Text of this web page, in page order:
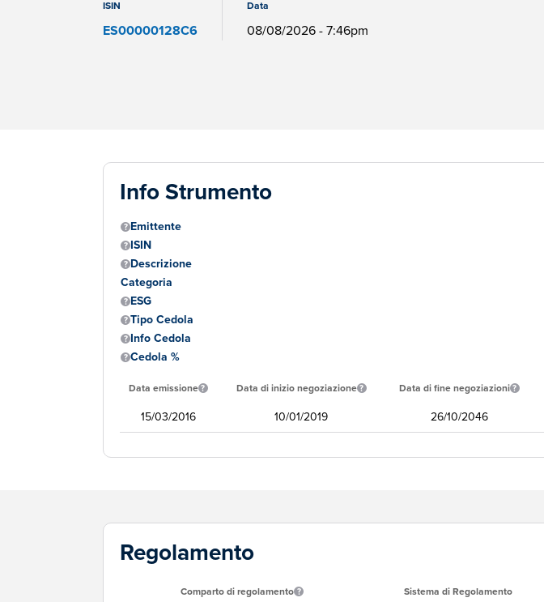
ISIN
ES00000128C6
Data
08/08/2026 - 7:46pm
Info Strumento
Emittente
ISIN
Descrizione
Categoria
ESG
Tipo Cedola
Info Cedola
Cedola %
Data emissione Data di inizio negoziazione Data di fine negoziazioni
15/03/2016 10/01/2019 26/10/2046
Regolamento
Comparto di regolamento Sistema di Regolamento